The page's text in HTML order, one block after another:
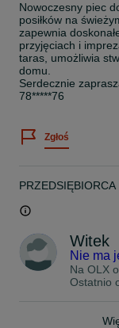
Nowoczesny piec
posiłków na
zapewnia
przyjęciach i
taras, umożliwia
domu.
Serdecznie
78*****76
Zgłoś
PRZEDSIĘBIORCA
Witek
Nie ma
Na OLX
Ostatnio